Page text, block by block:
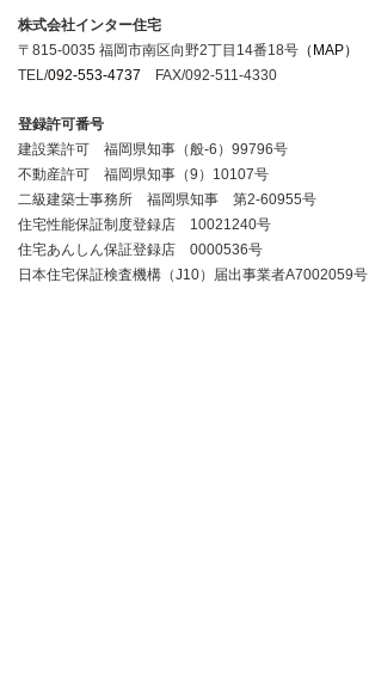
株式会社インター住宅
〒815-0035 福岡市南区向野2丁目14番18号 （MAP）
TEL/092-553-4737 FAX/092-511-4330
登録許可番号
建設業許可 福岡県知事（般-6）99796号
不動産許可 福岡県知事（9）10107号
二級建築士事務所 福岡県知事 第2-60955号
住宅性能保証制度登録店 10021240号
住宅あんしん保証登録店 0000536号
日本住宅保証検査機構（J10）届出事業者A7002059号